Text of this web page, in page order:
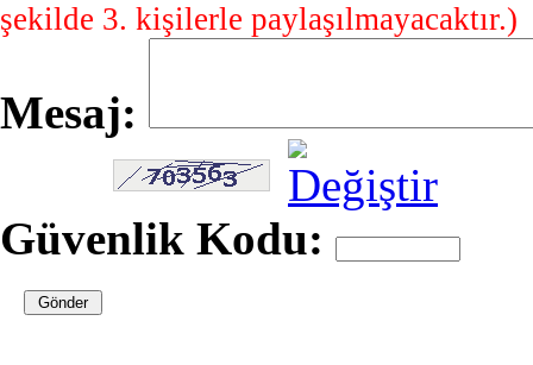
şekilde 3. kişilerle paylaşılmayacaktır.)
Mesaj:
Güvenlik Kodu: